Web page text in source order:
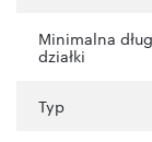
Minimalna
działki
Typ